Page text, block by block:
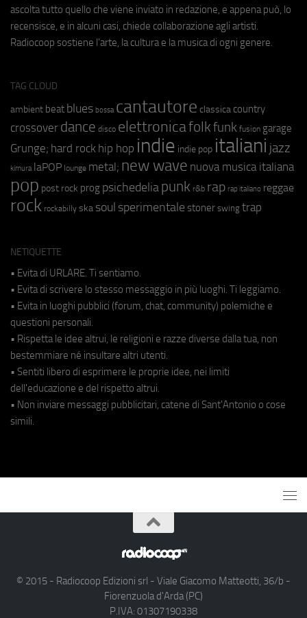
ascolta tutto quello che viene inviato in redazione, e appena può, lo
recensisce, e in alcuni casi, chiede collaborazione agli artisti.
Radiocoop sostiene l'arte, la cultura e la musica di ogni genere.
TAG CLOUD
ambient beat blues bossa cantautore classica country
crossover dance disco elettronicafolkfunk fusion garage
Grunge; hard rock hip hop indie indie pop italiani jazz
kimura laPOP lounge metal; new wave nuova musica italiana
pop post rock prog psichedeliapunk r&b rap rap italiano reggae
rock rockabilly ska soul sperimentale stoner swing trap
NETIQUETTE
• Evita di URLARE. Ti sentiamo.
• Evita di scrivere lo stesso messaggio in più luoghi. Ti leggiamo.
• Evita in luoghi pubblici (forum, chat, community) polemiche e
questioni personali.
• Rispetta le idee altrui, le religioni e razze diverse dalla tua, non
bestemmiare né insultare altri utenti.
• Sentiti libero di esprimere le proprie idee, nei limiti
dell'educazione e del rispetto altrui.
• Non inviare messaggi pubblicitari, catene di Sant'Antonio o cose
simili.
© 2015 - Radiocoop Edizioni srl - Viale Giacomo Matteotti, 36/b -
Fiorenzuola d'Arda (PC)
P.IVA: 01307190338